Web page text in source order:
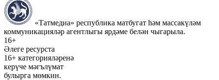
«Татмедиа» республика матбугат һәм массакүләм
коммуникацияләр агентлыгы ярдәме белән чыгарыла.
16+
Әлеге ресурста
16+ категорияләренә
керүче мәгълүмат
булырга мөмкин.